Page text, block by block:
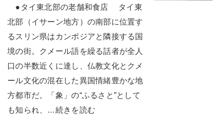
●タイ東北部の老舗和食店 タイ東
北部（イサーン地方）の南部に位置す
るスリン県はカンボジアと隣接する国
境の街。クメール語を繰る話者が全人
口の半数近くに達し、仏教文化とクメ
ール文化の混在した異国情緒豊かな地
方都市だ。「象」の“ふるさと”として
も知られ、…続きを読む